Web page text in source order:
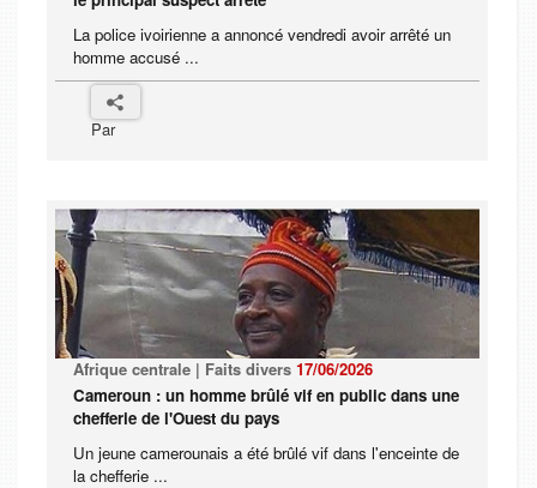
La police ivoirienne a annoncé vendredi avoir arrêté un
homme accusé ...
Par
Afrique centrale | Faits divers 17/06/2026
Cameroun : un homme brûlé vif en public dans une
chefferie de l'Ouest du pays
Un jeune camerounais a été brûlé vif dans l'enceinte de
la chefferie ...